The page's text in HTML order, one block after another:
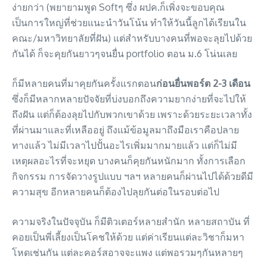
ง่ายกว่า (พยายามพูด Softๆ ซึ่ง ผปค.ก็เพิ่งจะขอบคุณ
เป็นการใหญ่ที่ช่วยแนะนำวันโน้น ทำให้วันนี้ลูกได้เรียนใน
คณะ/มหาวิทยาลัยที่ฝัน) แต่สำหรับบางคนที่พอจะลุยไปด้วย
กันได้ ก็จะคุยกันยาวๆจนยื่น portfolio ตอน ม.6 โน่นเลย
ก็มีหลายคนที่มาคุยกันครั้งแรกตอนก่อนยื่นพอร์ต 2-3 เดือน
ซึ่งก็มีหลากหลายปัจจัยที่บ่งบอกถึงความยากง่ายที่จะไปให้
ถึงฝัน แต่ก็ต้องลุยไปกับพวกเขาด้วย เพราะด้วยระยะเวลาทั้ง
ที่ผ่านมาและที่เหลืออยู่ ถึงแม้ข้อมูลมาถึงมือเราคือปลาย
ทางแล้ว ไม่มีเวลาไปปั้นอะไรเพิ่มมากมายแล้ว แต่ก็ไม่มี
เหตุผลอะไรที่จะหยุด บางคนก็คุยกันหนักมาก ทั้งการเลือก
กิจกรรม การจัดวางรูปแบบ ฯลฯ หลายคนก็ผ่านไปได้ด้วยดีมี
ความสุข อีกหลายคนก็ต้องไปลุยกันต่อในรอบต่อไป
ความจริงในปัจจุบัน ก็มีติวเตอร์หลายสำนัก หลายสถาบัน ที่
คอยเป็นพี่เลี้ยงเป็นโคชให้ด้วย แต่ค่าเรียนแต่ละวิชาก็มหา
โหดเช่นกัน แต่ละคอร์สอาจจะแพง แต่พอรวมๆกันหลายๆ